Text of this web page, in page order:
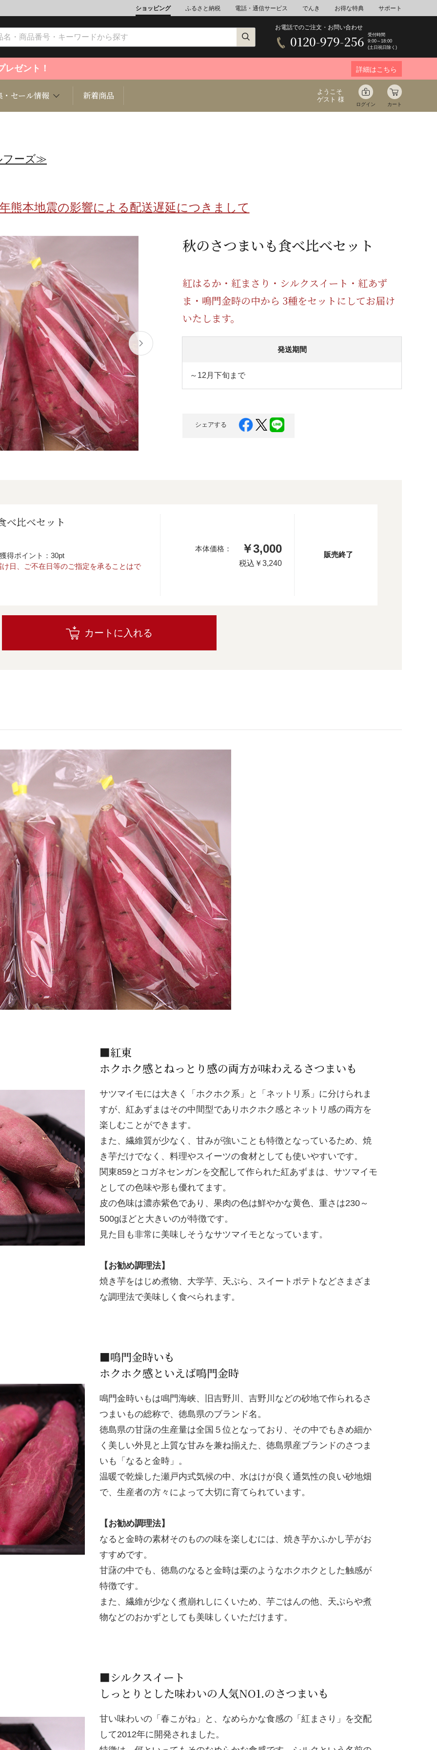
ショッピング ふるさと納税 電話・通信サービス でんき お得な特典 サポート
お電話でのご注文・お問い合わせ
0120-979-256
受付時間
9:00～18:00
(土日祝日除く)
レゼント！ 詳細はこちら
豊洲お取り寄せ 健康/美容
化
連
・セール情報 新着商品
ようこそ
ゲスト 様
ログイン カート
フーズ≫
熊本地震の影響による配送遅延につきまして
秋のさつまいも食べ比べセット
紅はるか・紅まさり・シルクスイート・紅あず
ま・鳴門金時の中から 3種をセットにしてお届け
いたします。
発送期間
～12月下旬まで
シェアする
べ比べセット
獲得ポイント：30pt
日、ご不在日等のご指定を承ることはで
本体価格： ￥3,000
税込 ￥3,240
販売終了
カートに入れる
■紅東
ホクホク感とねっとり感の両方が味わえるさつまいも
サツマイモには大きく「ホクホク系」と「ネットリ系」に分けられま
すが、紅あずまはその中間型でありホクホク感とネットリ感の両方を
楽しむことができます。
また、繊維質が少なく、甘みが強いことも特徴となっているため、焼
き芋だけでなく、料理やスイーツの食材としても使いやすいです。
関東859とコガネセンガンを交配して作られた紅あずまは、サツマイモ
としての色味や形も優れてます。
皮の色味は濃赤紫色であり、果肉の色は鮮やかな黄色、重さは230～
500gほどと大きいのが特徴です。
見た目も非常に美味しそうなサツマイモとなっています。
【お勧め調理法】
焼き芋をはじめ煮物、大学芋、天ぷら、スイートポテトなどさまざま
な調理法で美味しく食べられます。
■鳴門金時いも
ホクホク感といえば鳴門金時
鳴門金時いもは鳴門海峡、旧吉野川、吉野川などの砂地で作られるさ
つまいもの総称で、徳島県のブランド名。
徳島県の甘藷の生産量は全国５位となっており、その中でもきめ細か
く美しい外見と上質な甘みを兼ね揃えた、徳島県産ブランドのさつま
いも「なると金時」。
温暖で乾燥した瀬戸内式気候の中、水はけが良く通気性の良い砂地畑
で、生産者の方々によって大切に育てられています。
【お勧め調理法】
なると金時の素材そのものの味を楽しむには、焼き芋かふかし芋がお
すすめです。
甘藷の中でも、徳島のなると金時は栗のようなホクホクとした触感が
特徴です。
また、繊維が少なく煮崩れしにくいため、芋ごはんの他、天ぷらや煮
物などのおかずとしても美味しくいただけます。
■シルクスイート
しっとりとした味わいの人気NO1.のさつまいも
甘い味わいの「春こがね」と、なめらかな食感の「紅まさり」を交配
して2012年に開発されました。